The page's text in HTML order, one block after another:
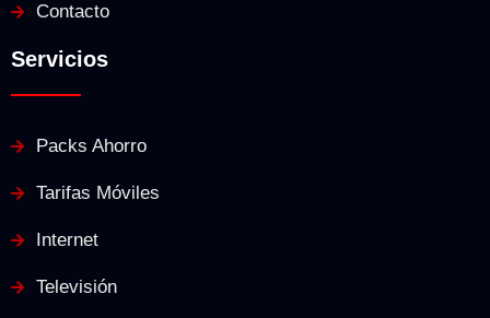
Contacto
Servicios
Packs Ahorro
Tarifas Móviles
Internet
Televisión